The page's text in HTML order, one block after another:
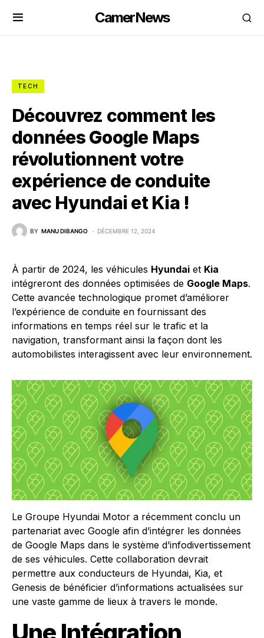
CamerNews
TECH
Découvrez comment les
données Google Maps
révolutionnent votre
expérience de conduite
avec Hyundai et Kia !
BY MANU DIBANGO DÉCEMBRE 12, 2024
À partir de 2024, les véhicules Hyundai et Kia
intégreront des données optimisées de Google Maps.
Cette avancée technologique promet d’améliorer
l’expérience de conduite en fournissant des
informations en temps réel sur le trafic et la
navigation, transformant ainsi la façon dont les
automobilistes interagissent avec leur environnement.
Le Groupe Hyundai Motor a récemment conclu un
partenariat avec Google afin d’intégrer les données
de Google Maps dans le système d’infodivertissement
de ses véhicules. Cette collaboration devrait
permettre aux conducteurs de Hyundai, Kia, et
Genesis de bénéficier d’informations actualisées sur
une vaste gamme de lieux à travers le monde.